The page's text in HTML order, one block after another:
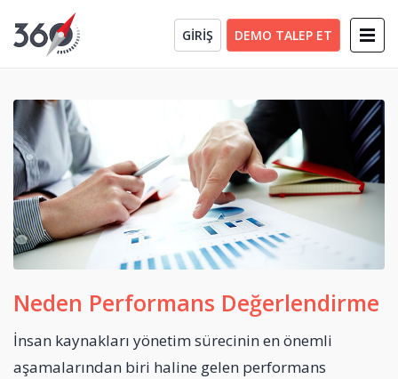
GİRİŞ DEMO TALEP ET
Neden Performans Değerlendirme
İnsan kaynakları yönetim sürecinin en önemli
aşamalarından biri haline gelen performans